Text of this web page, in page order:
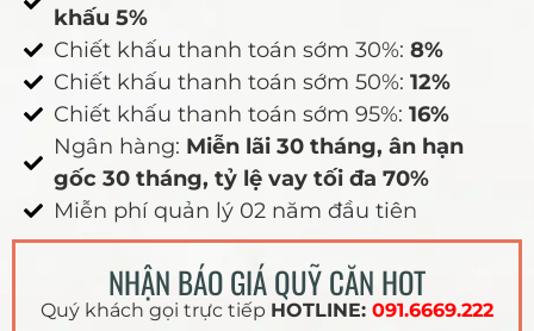
khấu 5%
Chiết khấu thanh toán sớm 30%: 8%
Chiết khấu thanh toán sớm 50%: 12%
Chiết khấu thanh toán sớm 95%: 16%
Ngân hàng: Miễn lãi 30 tháng, ân hạn
gốc 30 tháng, tỷ lệ vay tối đa 70%
Miễn phí quản lý 02 năm đầu tiên
NHẬN BÁO GIÁ QUỸ CĂN HOT
Quý khách gọi trực tiếp HOTLINE: 091.6669.222